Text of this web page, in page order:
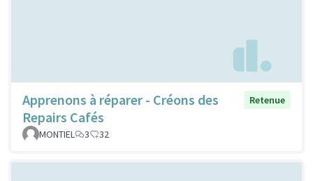
Apprenons à réparer - Créons des
Repairs Cafés
Retenue
MONTIEL 3 32